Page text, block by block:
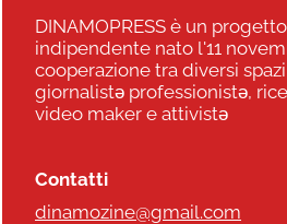
DINAMOPRESS è un
indipendente nato l'11
cooperazione tra diversi
giornalistə professionistə,
video maker e attivistə
Contatti
dinamozine@gmail.com